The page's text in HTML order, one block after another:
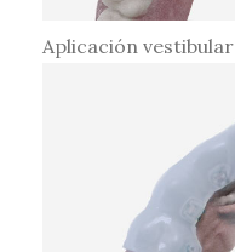
Aplicación vestibular